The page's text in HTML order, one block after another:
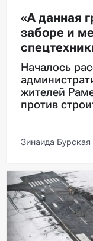
«А данная
заборе и
Началось
жителей
против
Зинаида Бурская